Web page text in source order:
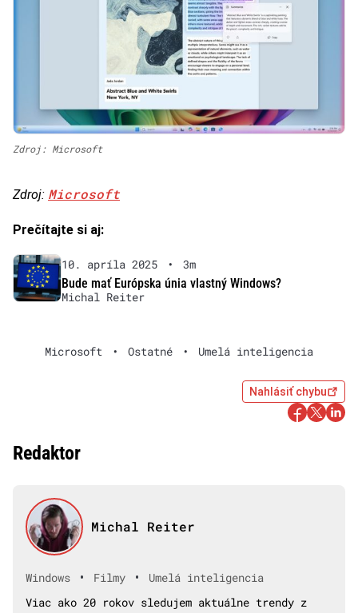
Zdroj: Microsoft
Zdroj: Microsoft
Prečítajte si aj:
10. apríla 2025 •
3m
Bude mať Európska únia vlastný Windows?
Michal Reiter
Microsoft • Ostatné • Umelá inteligencia
Nahlásiť chybu
Redaktor
Michal Reiter
Windows • Filmy •
Umelá inteligencia
Viac ako 20 rokov sledujem aktuálne trendy z